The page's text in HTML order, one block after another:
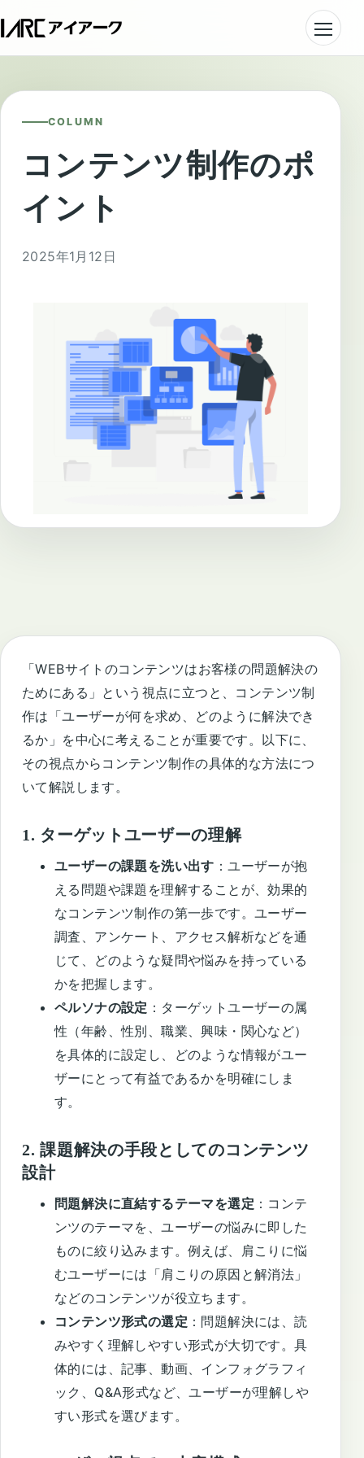
COLUMN
コンテンツ制作のポ
イント
2025年1月12日
「WEBサイトのコンテンツはお客様の問題解決の
ためにある」という視点に立つと、コンテンツ制
作は「ユーザーが何を求め、どのように解決でき
るか」を中心に考えることが重要です。以下に、
その視点からコンテンツ制作の具体的な方法につ
いて解説します。
1. ターゲットユーザーの理解
ユーザーの課題を洗い出す ：ユーザーが抱
える問題や課題を理解することが、効果的
なコンテンツ制作の第一歩です。ユーザー
調査、アンケート、アクセス解析などを通
じて、どのような疑問や悩みを持っている
かを把握します。
ペルソナの設定 ：ターゲットユーザーの属
性（年齢、性別、職業、興味・関心など）
を具体的に設定し、どのような情報がユー
ザーにとって有益であるかを明確にしま
す。
2.課題解決の手段としてのコンテンツ
設計
問題解決に直結するテーマを選定 ：コンテ
ンツのテーマを、ユーザーの悩みに即した
ものに絞り込みます。例えば、肩こりに悩
むユーザーには「肩こりの原因と解消法」
などのコンテンツが役立ちます。
コンテンツ形式の選定 ：問題解決には、読
みやすく理解しやすい形式が大切です。具
体的には、記事、動画、インフォグラフィ
ック、Q&A形式など、ユーザーが理解しや
すい形式を選びます。